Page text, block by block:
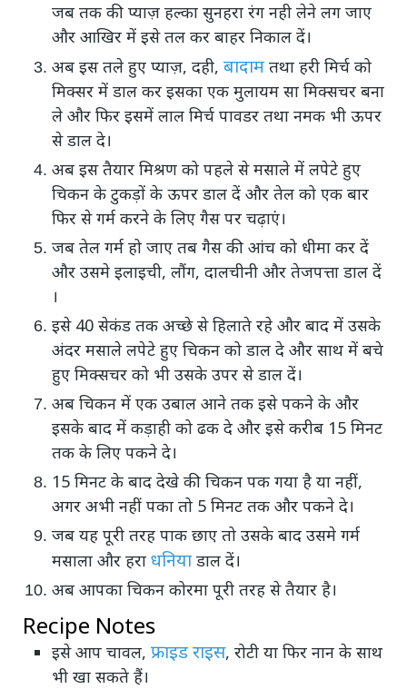
जब तक की प्याज़ हल्का सुनहरा रंग नही लेने लग जाए
और आखिर में इसे तल कर बाहर निकाल दें।
अब इस तले हुए प्याज़, दही, बादाम तथा हरी मिर्च को
मिक्सर में डाल कर इसका एक मुलायम सा मिक्सचर बना
ले और फिर इसमें लाल मिर्च पावडर तथा नमक भी ऊपर
से डाल दे।
अब इस तैयार मिश्रण को पहले से मसाले में लपेटे हुए
चिकन के टुकड़ों के ऊपर डाल दें और तेल को एक बार
फिर से गर्म करने के लिए गैस पर चढ़ाएं।
जब तेल गर्म हो जाए तब गैस की आंच को धीमा कर दें
और उसमे इलाइची, लौंग, दालचीनी और तेजपत्ता डाल दें
।
इसे 40 सेकंड तक अच्छे से हिलाते रहे और बाद में उसके
अंदर मसाले लपेटे हुए चिकन को डाल दे और साथ में बचे
हुए मिक्सचर को भी उसके उपर से डाल दें।
अब चिकन में एक उबाल आने तक इसे पकने के और
इसके बाद में कड़ाही को ढक दे और इसे करीब 15 मिनट
तक के लिए पकने दे।
15 मिनट के बाद देखे की चिकन पक गया है या नहीं,
अगर अभी नहीं पका तो 5 मिनट तक और पकने दे।
जब यह पूरी तरह पाक छाए तो उसके बाद उसमे गर्म
मसाला और हरा धनिया डाल दें।
अब आपका चिकन कोरमा पूरी तरह से तैयार है।
Recipe Notes
इसे आप चावल, फ्राइड राइस, रोटी या फिर नान के साथ
भी खा सकते हैं।